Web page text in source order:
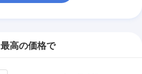
最高の価格で